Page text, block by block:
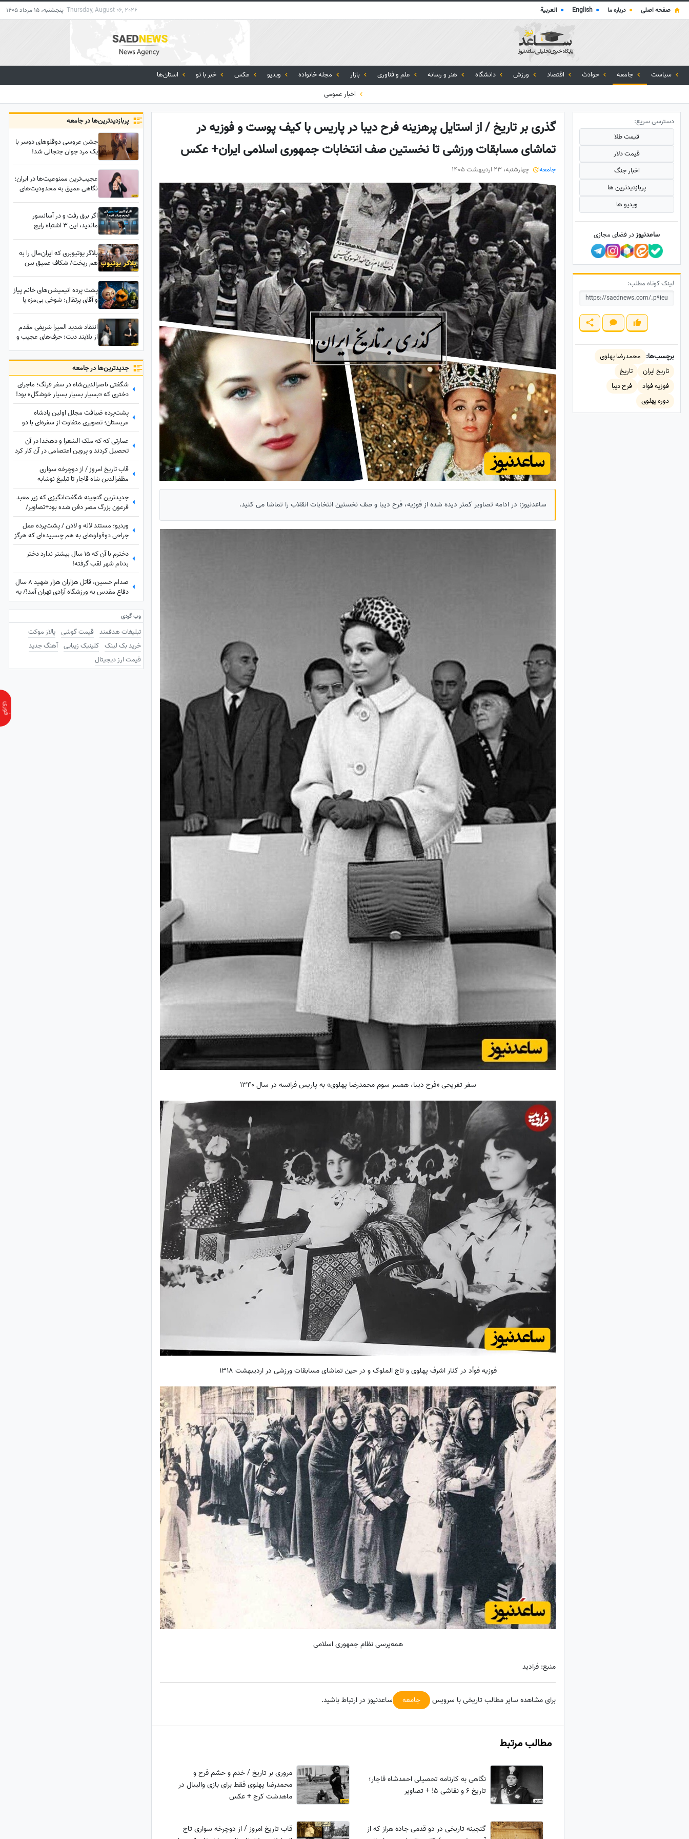
صفحه اصلی ● درباره ما ●
English
● العربية Thursday, August 06, 2026 پنجشنبه، 15 مرداد 1405
سیاست جامعه حوادث اقتصاد ورزش دانشگاه هنر و رسانه علم و فناوری بازار مجله خانواده ویدیو عکس خبر با تو
استان‌ها
اخبار عمومی
گذری بر تاریخ / از استایل پرهزینه فرح دیبا در پاریس با کیف پوست و فوزیه در
تماشای مسابقات ورزشی تا نخستین صف انتخابات جمهوری اسلامی ایران+ عکس
جامعه چهارشنبه، 23 اردیبهشت 1405
ساعدنیوز: در ادامه تصاویر کمتر دیده شده از فوزیه، فرح دیبا و صف نخستین انتخابات انقلاب را تماشا می کنید.
سفر تفریحی «فرح دیبا، همسر سوم محمدرضا پهلوی» به پاریس فرانسه در سال 1340
فوزیه فوأد در کنار اشرف پهلوی و تاج الملوک و در حین تماشای مسابقات ورزشی در اردیبهشت 1318
همه‌پرسی نظام جمهوری اسلامی
منبع: فرادید
برای مشاهده سایر مطالب تاریخی با سرویس جامعه ساعدنیوز در ارتباط باشید.
مطالب مرتبط
نگاهی به کارنامه تحصیلی احمدشاه قاجار؛
تاریخ 6 و نقاشی 5! + تصاویر
مروری بر تاریخ / خدم و حشم فرح و
محمدرضا پهلوی فقط برای بازی والیبال در
ماهدشت کرج + عکس
گنجینه تاریخی در دو قدمی جاده هراز که از
قاب تاریخ امروز / از دوچرخه سواری تاج
پربازدید‌ترین‌ها در جامعه
جشن عروسی دوقلوهای دوسر با
یک مرد جوان جنجالی شد!
عجیب‌ترین ممنوعیت‌ها در ایران؛
نگاهی عمیق به محدودیت‌های
اگر برق رفت و در آسانسور
ماندید، این 3 اشتباه رایج
بلاگر یوتیوبری که ایران‌مال را به
هم ریخت/ شکاف عمیق بین
پشت پرده انیمیشن‌های خانم پیاز
و آقای پرتقال؛ شوخی بی‌مزه یا
انتقاد شدید المیرا شریفی مقدم
از بلایند دیت: حرف‌های عجیب و
بدل میشد + ویدئو
جدید‌ترین‌ها در جامعه
شگفتی ناصرالدین‌شاه در سفر فرنگ؛ ماجرای
دختری که «بسیار بسیار بسیار خوشگل» بود!
پشت‌پرده ضیافت مجلل اولین پادشاه
عربستان؛ تصویری متفاوت از سفره‌ای با دو
شتر کامل
عمارتی که که ملک الشعرا و دهخدا در آن
تحصیل کردند و پروین اعتصامی در آن کار کرد
+ عکس
قاب تاریخ امروز / از دوچرخه سواری
مظفرالدین شاه قاجار تا تبلیغ نوشابه
‌کانادادرای و تصویر دیده نشده از جردن که کم
از لس‌آنجلس نداره + عکس
جدیدترین گنجینه شگفت‌انگیزی که زیر معبد
فرعون بزرگ مصر دفن شده بود+تصاویر/
معبد فراعنه بعد از هر اکتشاف حیرت‌انگیزتر
میشه
ویدیو؛ مستند لاله و لادن / پشت‌پرده عمل
جراحی دوقولوهای به هم چسبیده‌ای که هرگز
همدیگر را ندیدند!
دخترم با آن که ۱۵ سال بیشتر ندارد دختر
بدنام شهر لقب گرفته!
صدام حسین، قاتل هزاران هزار شهید 8 سال
دفاع مقدس به ورزشگاه آزادی تهران آمد!/ یه
جو عقل هم چیز خوبیه که بعضیا ندارن!+
عکسوب گردی
تبلیغات هدفمند قیمت گوشی پالاز موکت
خرید بک لینک کلینیک زیبایی آهنگ جدید
قیمت ارز دیجیتال
دسترسی سریع:
قیمت طلا
قیمت دلار
اخبار جنگ
پربازدید‌ترین ها
ویدیو ها
ساعدنیوزدر فضای مجازی
لینک کوتاه مطلب:
برچسب‌ها: محمدرضا پهلوی
تاریخ ایران
تاریخ
فوزیه فواد
فرح دیبا
دوره پهلوی